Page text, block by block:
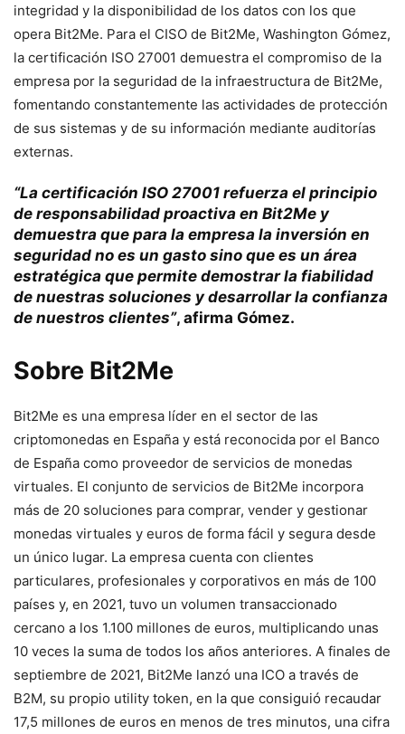
integridad y la disponibilidad de los datos con los que
opera Bit2Me. Para el CISO de Bit2Me, Washington Gómez,
la certificación ISO 27001 demuestra el compromiso de la
empresa por la seguridad de la infraestructura de Bit2Me,
fomentando constantemente las actividades de protección
de sus sistemas y de su información mediante auditorías
externas.
“La certificación ISO 27001 refuerza el principio
de responsabilidad proactiva en Bit2Me y
demuestra que para la empresa la inversión en
seguridad no es un gasto sino que es un área
estratégica que permite demostrar la fiabilidad
de nuestras soluciones y desarrollar la confianza
de nuestros clientes”, afirma Gómez.
Sobre Bit2Me
Bit2Me es una empresa líder en el sector de las
criptomonedas en España y está reconocida por el Banco
de España como proveedor de servicios de monedas
virtuales. El conjunto de servicios de Bit2Me incorpora
más de 20 soluciones para comprar, vender y gestionar
monedas virtuales y euros de forma fácil y segura desde
un único lugar. La empresa cuenta con clientes
particulares, profesionales y corporativos en más de 100
países y, en 2021, tuvo un volumen transaccionado
cercano a los 1.100 millones de euros, multiplicando unas
10 veces la suma de todos los años anteriores. A finales de
septiembre de 2021, Bit2Me lanzó una ICO a través de
B2M, su propio utility token, en la que consiguió recaudar
17,5 millones de euros en menos de tres minutos, una cifra